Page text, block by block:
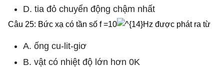
D. tia đỏ chuyển động chậm nhất
Câu 25: Bức xạ có tần số f =10 Hz được phát ra từ
A. ống cu-lit-giơ
B. vật có nhiệt độ lớn hơn 0K